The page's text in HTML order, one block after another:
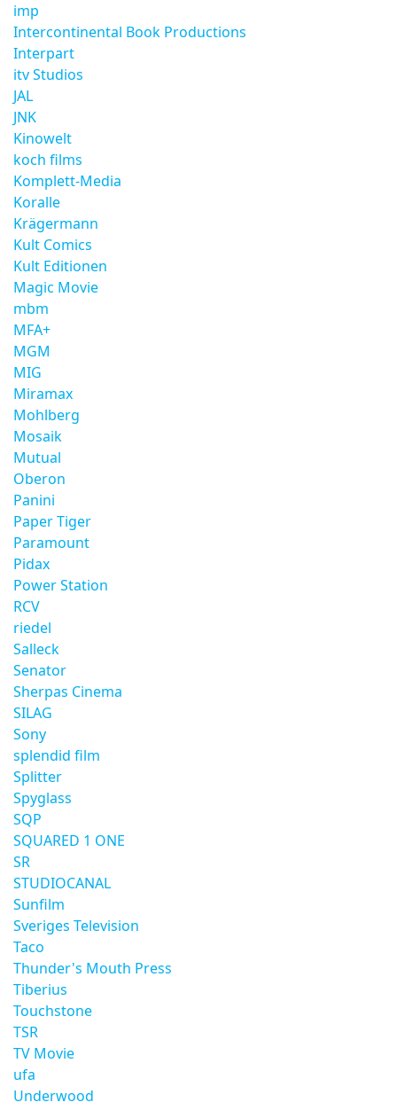
imp
Intercontinental Book Productions
Interpart
itv Studios
JAL
JNK
Kinowelt
koch films
Komplett-Media
Koralle
Krägermann
Kult Comics
Kult Editionen
Magic Movie
mbm
MFA+
MGM
MIG
Miramax
Mohlberg
Mosaik
Mutual
Oberon
Panini
Paper Tiger
Paramount
Pidax
Power Station
RCV
riedel
Salleck
Senator
Sherpas Cinema
SILAG
Sony
splendid film
Splitter
Spyglass
SQP
SQUARED 1 ONE
SR
STUDIOCANAL
Sunfilm
Sveriges Television
Taco
Thunder's Mouth Press
Tiberius
Touchstone
TSR
TV Movie
ufa
Underwood